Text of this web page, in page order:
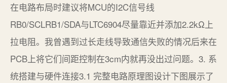
在电路布局时建议将MCU的I2C信号线
RB0/SCLRB1/SDA与LTC6904尽量靠近并添加2.2kΩ上
拉电阻。我曾遇到过长走线导致通信失败的情况后来在
PCB上将它们间距控制在3cm内就再没出过问题。3. 系
统搭建与硬件连接3.1 完整电路原理图设计下图展示了